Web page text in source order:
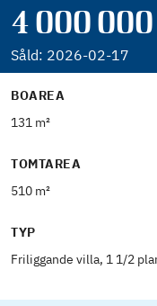
4 000
Såld: 2026-02-17
BOAREA
131 m²
TOMTAREA
510 m²
TYP
Friliggande villa, 1 1/2